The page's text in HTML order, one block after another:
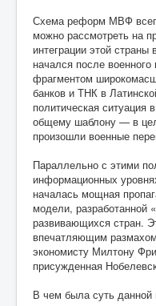
Схема реформ МВФ
можно рассмотреть на
интеграции этой
начался после
фрагментом
банков и ТНК в
политическая ситуация
общему шаблону — в
произошли военные
Параллельно с этими
информационных
началась мощная
модели, разработанной
развивающихся стран.
впечатляющим
экономисту Милтону
присужденная
В чем была суть данной